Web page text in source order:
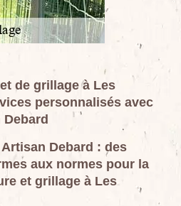
de grillage à Les
personnalisés avec
Debard
Debard : des
aux normes pour la
et grillage à Les